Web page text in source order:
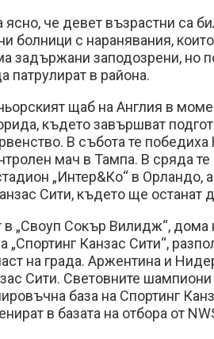
че девет възрастни са
болници с наранявания,
задържани заподозрени, но
патрулират в района.
щаб на Англия в
където завършват
В събота те
мач в Тампа. В сряда
„Интер&Ко“ в Орландо,
Сити, където ще останат
в „Своуп Сокър Вилидж“, дома
„Спортинг Канзас Сити“,
на града. Аржентина и
Сити. Световните
база на Спортинг
в базата на отбора от